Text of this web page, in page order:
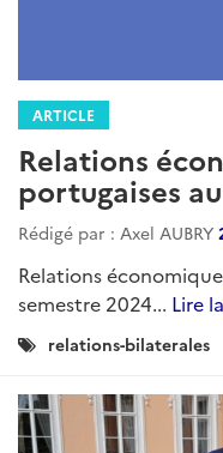
ARTICLE
Relations
portugaises
Rédigé par : Axel AUBRY
Relations
semestre 2024... Lire
Catégories
relations-bilaterales